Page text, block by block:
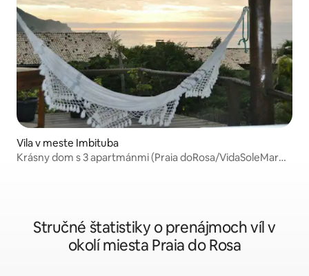
Vila v meste Imbituba
Krásny dom s 3 apartmánmi (Praia doRosa/VidaSoleMar
Stručné štatistiky o prenájmoch víl v
okolí miesta Praia do Rosa